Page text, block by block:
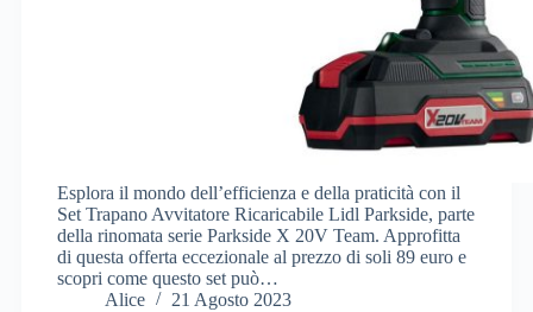
Esplora il mondo dell’efficienza e della praticità con il
Set Trapano Avvitatore Ricaricabile Lidl Parkside, parte
della rinomata serie Parkside X 20V Team. Approfitta
di questa offerta eccezionale al prezzo di soli 89 euro e
scopri come questo set può…
Alice
21 Agosto 2023